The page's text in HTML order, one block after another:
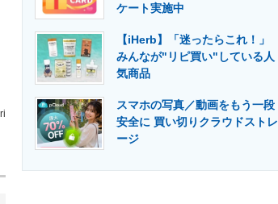
ギーの専門メディア 建設×テクノロジーの最前線
ケート実施中
【iHerb】「迷ったらこれ！」
みんなが"リピ買い"している人
気商品
スマホの写真／動画をもう一段
安全に 買い切りクラウドストレ
ージ